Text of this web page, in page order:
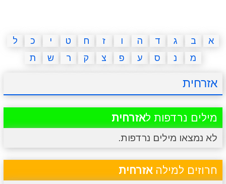
איש תלוי מדריכים פוקימון גו מצא הבדלים
יצירה משחקי בנות אשליות חדשות
א ב ג ד ה ו ז ח ט י כ
ל
מ
נ ס ע פ צ ק ר ש ת
אזרחית
מילים נרדפות לאזרחית
לא נמצאו מילים נרדפות.
חרוזים למילהאזרחית